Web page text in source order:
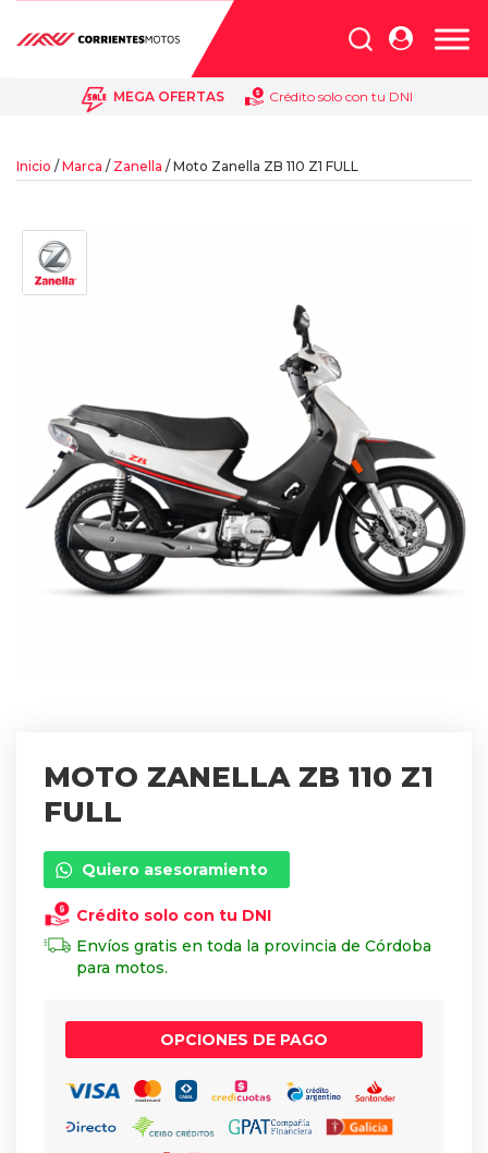
Búsqueda
de
MEGA OFERTAS Crédito solo con tu DNI
Inicio / Marca / Zanella / Moto Zanella ZB 110 Z1 FULL
MOTO ZANELLA ZB 110 Z1
FULL
Quiero asesoramiento
OPCIONES DE PAGO
Crédito solo con tu DNI
Envíos gratis en toda la provincia de Córdoba
para motos.